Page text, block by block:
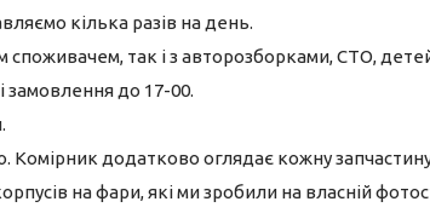
кілька разів на день.
так і з авторозборками, СТО,
до 17-00.
Комірник додатково оглядає кожну
на фари, які ми зробили на власній